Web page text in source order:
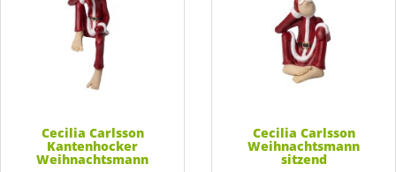
Cecilia Carlsson
Kantenhocker
Weihnachtsmann
Cecilia Carlsson
Weihnachtsmann
sitzend